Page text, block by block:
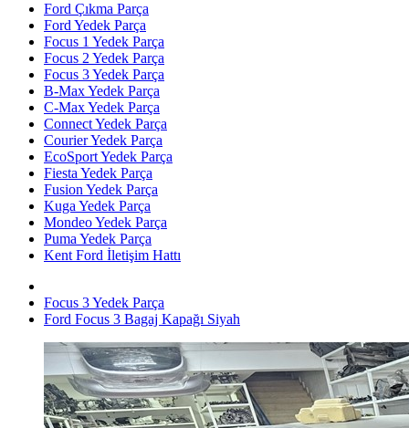
Ford Çıkma Parça
Ford Yedek Parça
Focus 1 Yedek Parça
Focus 2 Yedek Parça
Focus 3 Yedek Parça
B-Max Yedek Parça
C-Max Yedek Parça
Connect Yedek Parça
Courier Yedek Parça
EcoSport Yedek Parça
Fiesta Yedek Parça
Fusion Yedek Parça
Kuga Yedek Parça
Mondeo Yedek Parça
Puma Yedek Parça
Kent Ford İletişim Hattı
Focus 3 Yedek Parça
Ford Focus 3 Bagaj Kapağı Siyah